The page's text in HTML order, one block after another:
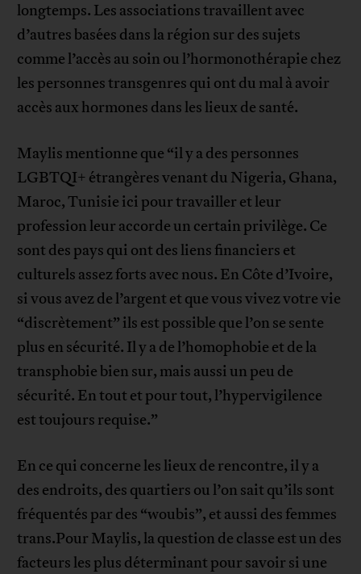
longtemps. Les associations travaillent avec
d’autres basées dans la région sur des sujets
comme l’accès au soin ou l’hormonothérapie chez
les personnes transgenres qui ont du mal à avoir
accès aux hormones dans les lieux de santé.
Maylis mentionne que “il y a des personnes
LGBTQI+ étrangères venant du Nigeria, Ghana,
Maroc, Tunisie ici pour travailler et leur
profession leur accorde un certain privilège. Ce
sont des pays qui ont des liens financiers et
culturels assez forts avec nous. En Côte d’Ivoire,
si vous avez de l’argent et que vous vivez votre vie
“discrètement” ils est possible que l’on se sente
plus en sécurité. Il y a de l’homophobie et de la
transphobie bien sur, mais aussi un peu de
sécurité. En tout et pour tout, l’hypervigilence
est toujours requise.”
En ce qui concerne les lieux de rencontre, il y a
des endroits, des quartiers ou l’on sait qu’ils sont
fréquentés par des “woubis”, et aussi des femmes
trans.Pour Maylis, la question de classe est un des
facteurs les plus déterminant pour savoir si une